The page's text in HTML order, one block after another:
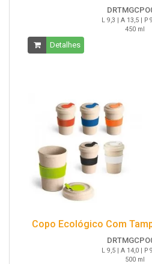
L 9,3 | A 13,5 | P
450 ml
Detalhes
Copo Ecológico Com
L 9,5 | A 14,0 | P
500 ml